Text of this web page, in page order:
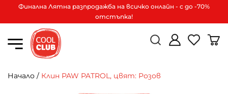
Финална Лятна разпродажба на всичко онлайн - с до -70%
отстъпка!
Начало / Клин PAW PATROL, цвят: Розов